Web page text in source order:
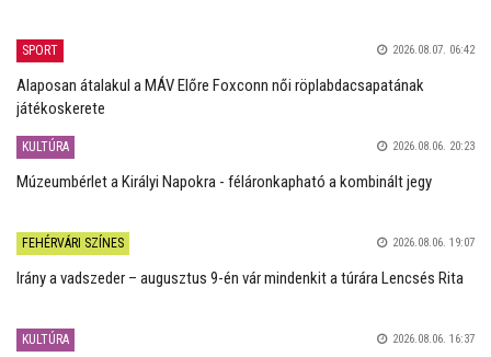
SPORT 2026.08.07. 06:42
Alaposan átalakul a MÁV Előre Foxconn női röplabdacsapatának
játékoskerete
KULTÚRA 2026.08.06. 20:23
Múzeumbérlet a Királyi Napokra - féláronkapható a kombinált jegy
FEHÉRVÁRI SZÍNES 2026.08.06. 19:07
Irány a vadszeder – augusztus 9-én vár mindenkit a túrára Lencsés Rita
KULTÚRA 2026.08.06. 16:37